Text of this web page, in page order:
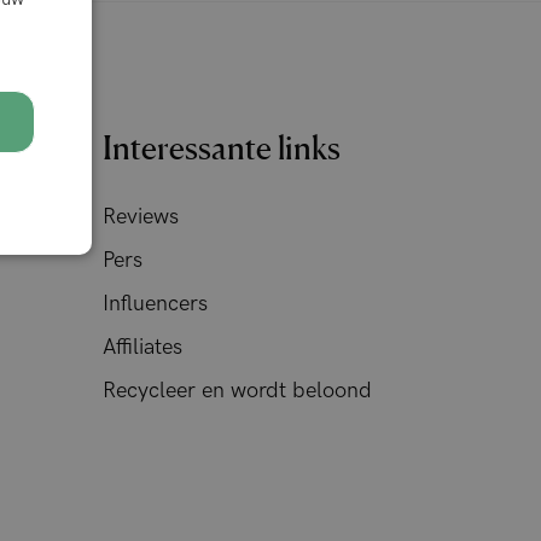
Interessante links
Reviews
Pers
Influencers
Affiliates
Recycleer en wordt beloond